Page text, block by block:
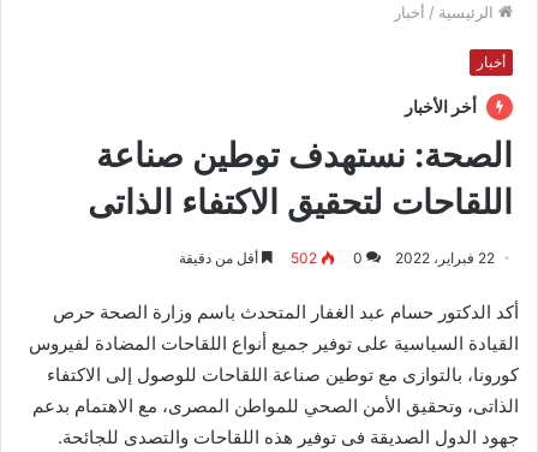
الرئيسية / أخبار
أخبار
أخر الأخبار
الصحة: نستهدف توطين صناعة
اللقاحات لتحقيق الاكتفاء الذاتى
22 فبراير، 2022 0
502 أقل من دقيقة
أكد الدكتور حسام عبد الغفار المتحدث باسم وزارة الصحة حرص
القيادة السياسية على توفير جميع أنواع اللقاحات المضادة لفيروس
كورونا، بالتوازى مع توطين صناعة اللقاحات للوصول إلى الاكتفاء
الذاتى، وتحقيق الأمن الصحي للمواطن المصرى، مع الاهتمام بدعم
جهود الدول الصديقة فى توفير هذه اللقاحات والتصدى للجائحة.